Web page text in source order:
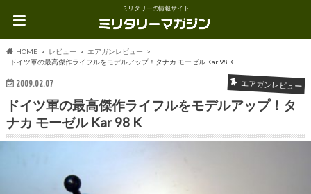
ミリタリーの情報サイト
HOME レビュー
エアガンレビュー
ドイツ軍の最高傑作ライフルをモデルアップ！タナカ モーゼル Kar 98 K
2009.02.07 エアガンレビュー
ドイツ軍の最高傑作ライフルをモデルアップ！タ
ナカ モーゼル Kar 98 K